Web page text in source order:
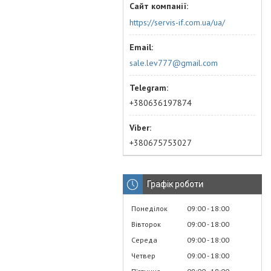
https://servis-if.com.ua/ua/
sale.lev777@gmail.com
+380636197874
+380675753027
Графік роботи
Понеділок 09:00 18:00
Вівторок
09:00 18:00
Середа
09:00 18:00
Четвер
09:00 18:00